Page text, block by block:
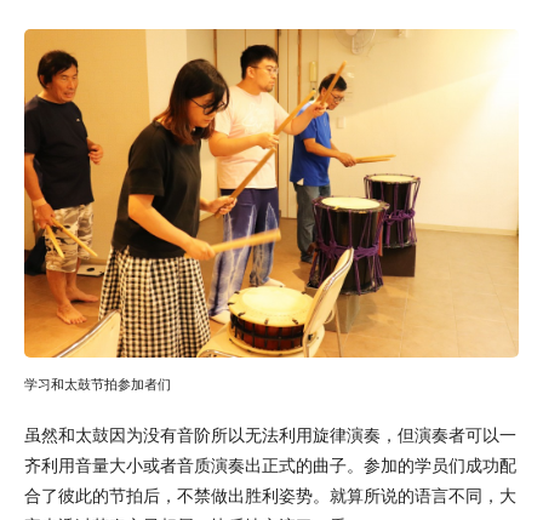
学习和太鼓节拍参加者们
虽然和太鼓因为没有音阶所以无法利用旋律演奏，但演奏者可以一
齐利用音量大小或者音质演奏出正式的曲子。参加的学员们成功配
合了彼此的节拍后，不禁做出胜利姿势。就算所说的语言不同，大